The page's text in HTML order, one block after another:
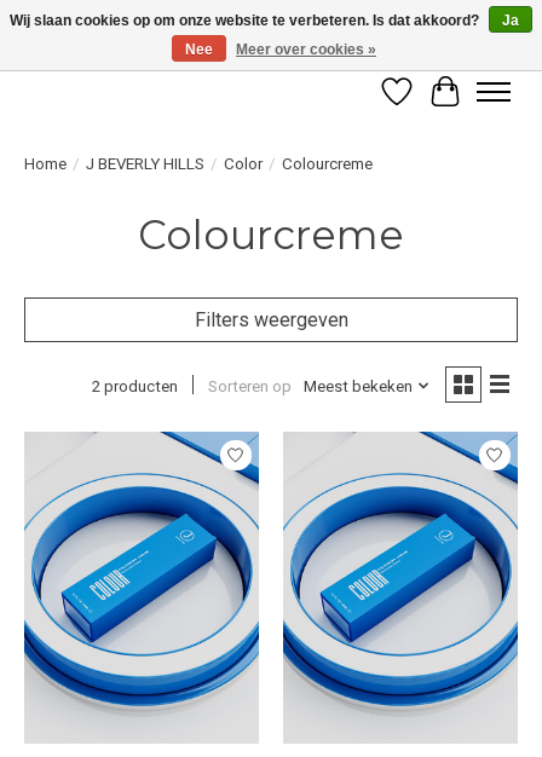
LET OP! ALLEEN BESCHIKBAAR VOOR GEVERIFIEERDE PROFESSIONALS
Verlanglijst
Home / J BEVERLY HILLS / Color / Colourcreme
Colourcreme
Filters weergeven
2 producten Sorteren op Meest bekeken
Wij slaan cookies op om onze website te verbeteren. Is dat akkoord?
Ja
Nee
Meer over cookies »